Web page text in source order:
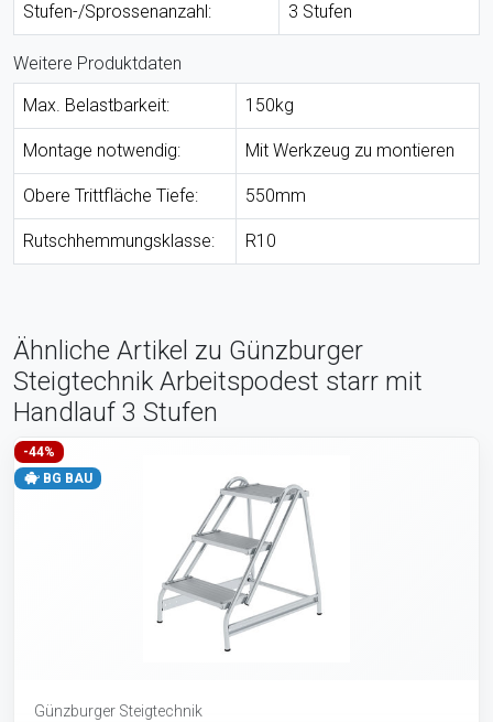
Stufen-/Sprossenanzahl: 3 Stufen
Weitere Produktdaten
Max. Belastbarkeit:
150kg
Montage notwendig: Mit Werkzeug zu montieren
Obere Trittfläche Tiefe: 550mm
Rutschhemmungsklasse: R10
Ähnliche Artikel zu Günzburger
Steigtechnik Arbeitspodest starr mit
Handlauf 3 Stufen
-44%
BG BAU
Günzburger Steigtechnik